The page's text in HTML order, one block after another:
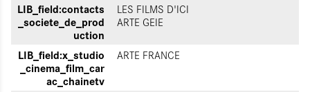
LIB_field:contacts
_societe_de_prod
uction
LES FILMS D'ICI
ARTE GEIE
LIB_field:x_studio
_cinema_film_car
ac_chainetv
ARTE FRANCE